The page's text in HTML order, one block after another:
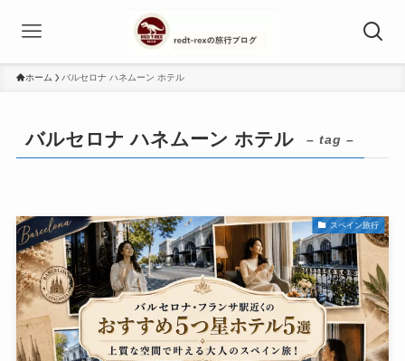
ホーム バルセロナ ハネムーン ホテル
バルセロナ ハネムーン ホテル – tag –
スペイン旅行